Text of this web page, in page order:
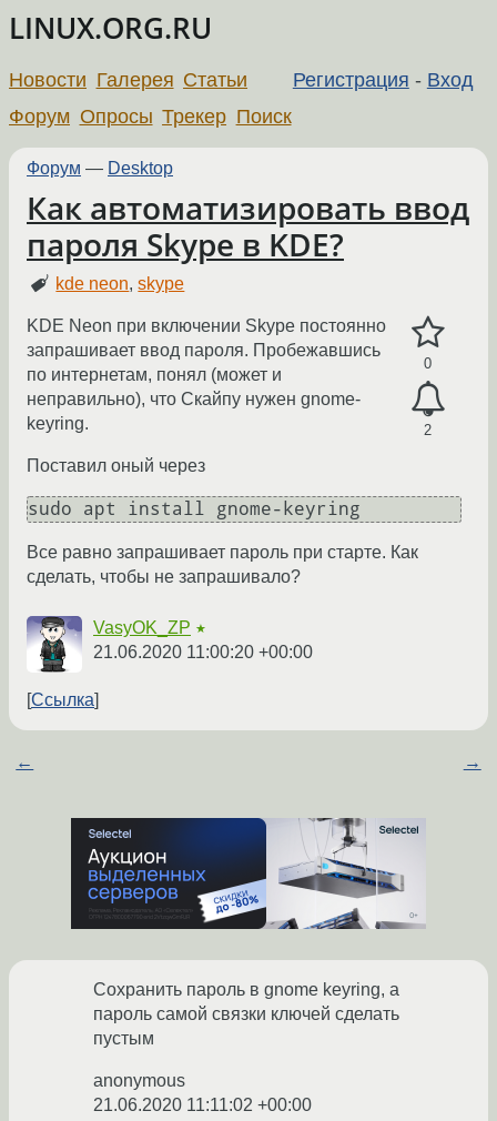
LINUX.ORG.RU
Регистрация - Вход
Новости Галерея Статьи
Форум Опросы Трекер Поиск
Форум — Desktop
Как автоматизировать ввод
пароля Skype в KDE?
kde neon,skype
0
2
KDE Neon при включении Skype постоянно
запрашивает ввод пароля. Пробежавшись
по интернетам, понял (может и
неправильно), что Скайпу нужен gnome-
keyring.
Поставил оный через
Все равно запрашивает пароль при старте. Как
сделать, чтобы не запрашивало?
VasyOK_ZP ★
21.06.2020 11:00:20 +00:00
Ссылка
← →
Сохранить пароль в gnome keyring, а
пароль самой связки ключей сделать
пустым
anonymous
21.06.2020 11:11:02 +00:00